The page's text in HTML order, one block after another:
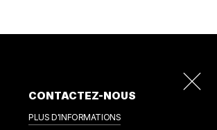
CONTACTEZ-NOUS
PLUS D'INFORMATIONS